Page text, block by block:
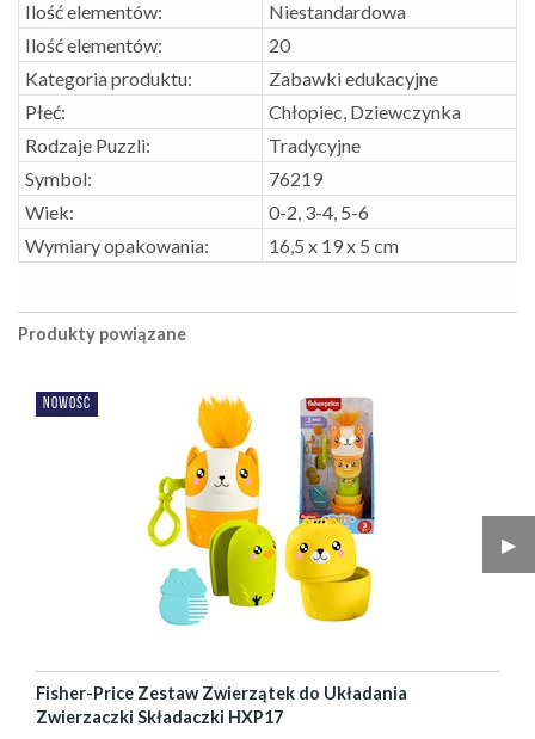
Ilość elementów:
Niestandardowa
Ilość elementów:
20
Kategoria produktu:
Zabawki edukacyjne
Płeć:
Chłopiec, Dziewczynka
Rodzaje Puzzli:
Tradycyjne
Symbol:
76219
Wiek:
0-2, 3-4, 5-6
Wymiary opakowania:
16,5 x 19 x 5 cm
Produkty powiązane
▶︎
NOWOŚĆ
Fisher-Price Zestaw Zwierzątek do Układania
Zwierzaczki Składaczki HXP17